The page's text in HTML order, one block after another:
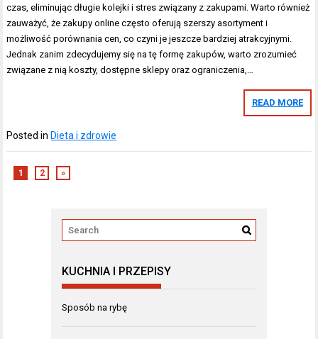
czas, eliminując długie kolejki i stres związany z zakupami. Warto również
zauważyć, że zakupy online często oferują szerszy asortyment i
możliwość porównania cen, co czyni je jeszcze bardziej atrakcyjnymi.
Jednak zanim zdecydujemy się na tę formę zakupów, warto zrozumieć
związane z nią koszty, dostępne sklepy oraz ograniczenia,…
READ MORE
Posted in Dieta i zdrowie
1 2 »
KUCHNIA I PRZEPISY
Sposób na rybę